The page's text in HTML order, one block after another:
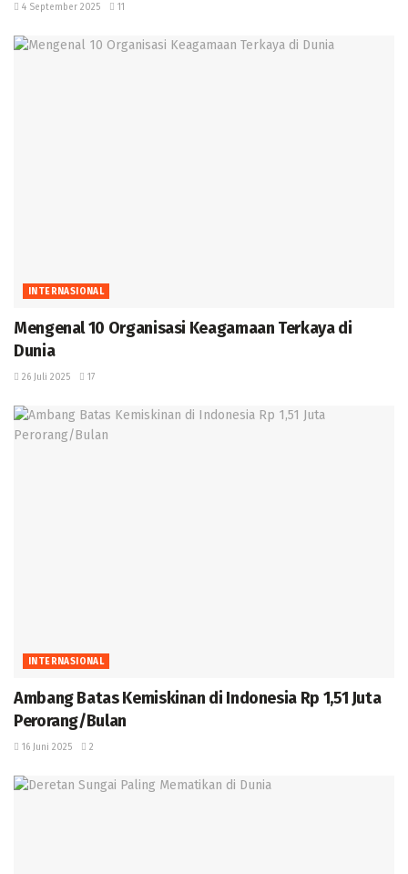
4 September 2025 11
INTERNASIONAL
Mengenal 10 Organisasi Keagamaan Terkaya di
Dunia ‎
26 Juli 2025 17
INTERNASIONAL
Ambang Batas Kemiskinan di Indonesia Rp 1,51 Juta
Perorang/Bulan ‎
16 Juni 2025 2